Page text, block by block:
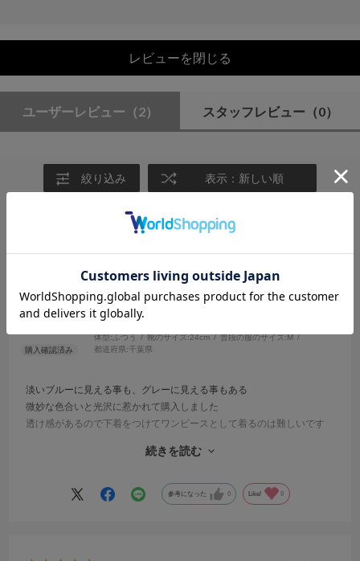
レビューを閉じる
ユーザーレビュー （2） スタッフレビュー （0）
絞り込み 表示：新しい順
もも
体型:ふつう 靴のサイズ:24cm 普段の服のサイズ:M
都道府県:千葉県
淡いブルーに見える事も、グレーに見える事もある
微妙な色合いと光沢に惹かれて購入しました
透け感があるので下着をつけてワンピースとして着るのは難しいです
あえてワンピース風や羽織に使うのがおしゃれかと思います
続きを読む
参考になった 0 Like! 0